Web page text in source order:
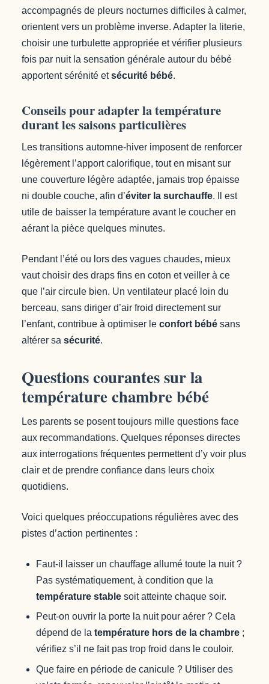
accompagnés de pleurs nocturnes difficiles à calmer,
orientent vers un problème inverse. Adapter la literie,
choisir une turbulette appropriée et vérifier plusieurs
fois par nuit la sensation générale autour du bébé
apportent sérénité etsécurité bébé.
Conseils pour adapter la température
durant les saisons particulières
Les transitions automne-hiver imposent de renforcer
légèrement l’apport calorifique, tout en misant sur
une couverture légère adaptée, jamais trop épaisse
ni double couche, afin d’éviter la surchauffe. Il est
utile de baisser la température avant le coucher en
aérant la pièce quelques minutes.
Pendant l’été ou lors des vagues chaudes, mieux
vaut choisir des draps fins en coton et veiller à ce
que l’air circule bien. Un ventilateur placé loin du
berceau, sans diriger d’air froid directement sur
l’enfant, contribue à optimiser le confort bébé sans
altérer sa sécurité.
Questions courantes sur la
température chambre bébé
Les parents se posent toujours mille questions face
aux recommandations. Quelques réponses directes
aux interrogations fréquentes permettent d’y voir plus
clair et de prendre confiance dans leurs choix
quotidiens.
Voici quelques préoccupations régulières avec des
pistes d’action pertinentes :
Faut-il laisser un chauffage allumé toute la nuit ?
Pas systématiquement, à condition que la
température stable soit atteinte chaque soir.
Peut-on ouvrir la porte la nuit pour aérer ? Cela
dépend de la température hors de la chambre ;
vérifiez s’il ne fait pas trop froid dans le couloir.
Que faire en période de canicule ? Utiliser des